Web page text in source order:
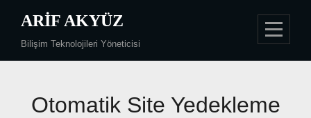
content
ARIF AKYÜZ
Bilişim Teknolojileri Yöneticisi
Otomatik Site Yedekleme
Yazı